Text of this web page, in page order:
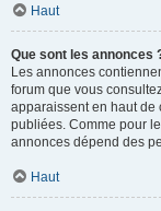
Haut
Que sont les annonces
Les annonces
forum que vous
apparaissent en haut
publiées. Comme pour
annonces dépend des
Haut